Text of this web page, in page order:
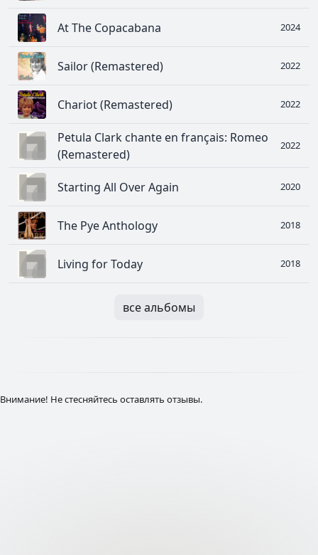
At The Copacabana 2024
Sailor (Remastered) 2022
Chariot (Remastered) 2022
Petula Clark chante en français: Romeo
(Remastered)
2022
Starting All Over Again 2020
The Pye Anthology 2018
Living for Today 2018
все альбомы
Внимание! Не стесняйтесь оставлять отзывы.